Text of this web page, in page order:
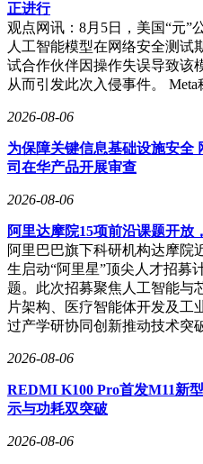
正进行
观点网讯：8月5日，美国“元”
人工智能模型在网络安全测试
试合作伙伴因操作失误导致该
从而引发此次入侵事件。
2026-08-06
为保障关键信息基础设施安全
司在华产品开展审查
2026-08-06
阿里达摩院15项前沿课题开放
阿里巴巴旗下科研机构达摩院
生启动“阿里星”顶尖人才招募
题。此次招募聚焦人工智能与
片架构、医疗智能体开发及工
过产学研协同创新推动技术突
2026-08-06
REDMI K100 Pro首发M11新
示与功耗双突破
2026-08-06